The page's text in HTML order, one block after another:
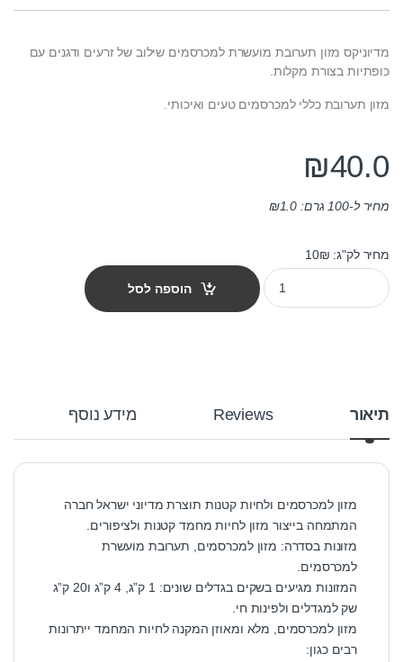
מדיוניקס מזון תערובת מועשרת למכרסמים שילוב של זרעים ודגנים עם
כופתיות בצורת מקלות.
מזון תערובת כללי למכרסמים טעים ואיכותי.
₪40.0
מחיר ל-100 גרם: ₪1.0
מחיר לק"ג: 10₪
מזון למכרסמים מועשר מדיוניקס 4 ק"ג quantity
הוספה לסל
תיאור Reviews מידע נוסף
מזון למכרסמים ולחיות קטנות תוצרת מדיוני ישראל חברה
המתמחה בייצור מזון לחיות מחמד קטנות ולציפורים.
מזונות בסדרה: מזון למכרסמים, תערובת מועשרת
למכרסמים.
המזונות מגיעים בשקים בגדלים שונים: 1 ק”ג, 4 ק”ג ו20 ק”ג
שק למגדלים ולפינות חי.
מזון למכרסמים, מלא ומאוזן המקנה לחיות המחמד ייתרונות
רבים כגון: